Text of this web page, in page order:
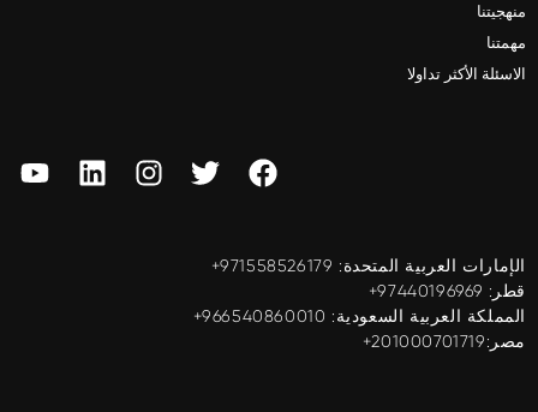
منهجيتنا
مهمتنا
الاسئلة الأكثر تداولا
الإمارات العربية المتحدة: ‎+971558526179
قطر: ‎+97440196969
المملكة العربية السعودية: ‎+966540860010
مصر:201000701719+